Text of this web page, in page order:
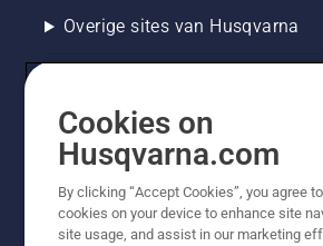
Overige sites van Husqvarna
Cookies on
Husqvarna.com
By clicking “Accept Cookies”, you agree
cookies on your device to enhance site
site usage, and assist in our marketing